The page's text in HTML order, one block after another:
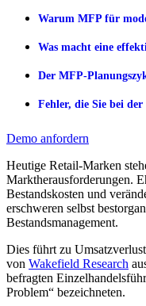
Warum MFP für
Was macht eine
Der MFP-
Fehler, die Sie bei
Demo anfordern
Heutige Retail-Marken
Marktherausforderungen.
Bestandskosten und
erschweren selbst
Bestandsmanagement.
Dies führt zu
von Wakefield Research
befragten
Problem“ bezeichneten.